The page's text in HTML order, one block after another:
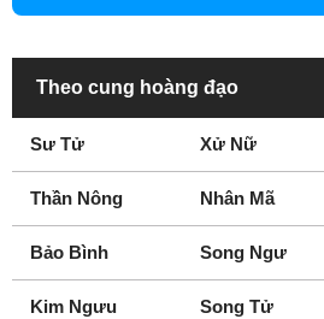
Theo cung hoàng đạo
Sư Tử Xử Nữ
Thần Nông Nhân Mã
Bảo Bình Song Ngư
Kim Ngưu Song Tử